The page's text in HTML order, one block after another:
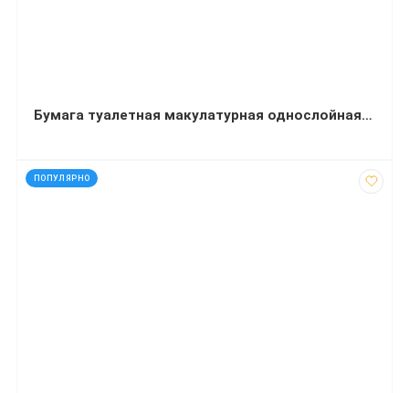
Бумага туалетная макулатурная однослойная в рулоне Jumbo 120 м 190х90 мм (упаковка 8 шт.)
ПОПУЛЯРНО
код: 14030